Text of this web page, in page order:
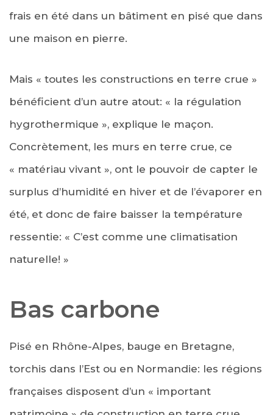
frais en été dans un bâtiment en pisé que dans
une maison en pierre.
Mais « toutes les constructions en terre crue »
bénéficient d’un autre atout: « la régulation
hygrothermique », explique le maçon.
Concrètement, les murs en terre crue, ce
« matériau vivant », ont le pouvoir de capter le
surplus d’humidité en hiver et de l’évaporer en
été, et donc de faire baisser la température
ressentie: « C’est comme une climatisation
naturelle! »
Bas carbone
Pisé en Rhône-Alpes, bauge en Bretagne,
torchis dans l’Est ou en Normandie: les régions
françaises disposent d’un « important